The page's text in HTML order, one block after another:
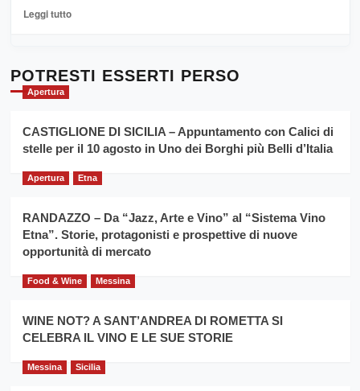
Sicilia
l’
evento
la
filiera
grano
Leggi tuttoLeggi
Cronoscalata
per
il
anno
Franco
Caruso
POTRESTI ESSERTI PERSO
Apertura
CASTIGLIONE DI SICILIA – Appuntamento con Calici di
stelle per il 10 agosto in Uno dei Borghi più Belli d’Italia
Apertura Etna
RANDAZZO – Da “Jazz, Arte e Vino” al “Sistema Vino
Etna”. Storie, protagonisti e prospettive di nuove
opportunità di mercato
Food & Wine Messina
WINE NOT? A SANT’ANDREA DI ROMETTA SI
CELEBRA IL VINO E LE SUE STORIE
Messina Sicilia